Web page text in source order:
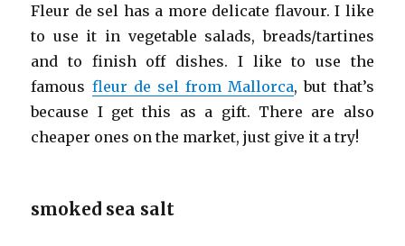
Fleur de sel has a more delicate flavour. I like
to use it in vegetable salads, breads/tartines
and to finish off dishes. I like to use the
famous fleur de sel from Mallorca, but that’s
because I get this as a gift. There are also
cheaper ones on the market, just give it a try!
smoked sea salt